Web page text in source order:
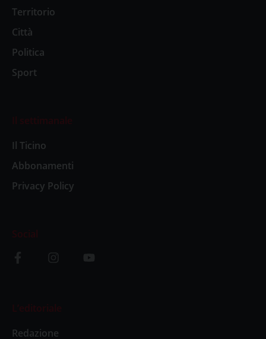
Territorio
Città
Politica
Sport
Il settimanale
Il Ticino
Abbonamenti
Privacy Policy
Social
L’editoriale
Redazione